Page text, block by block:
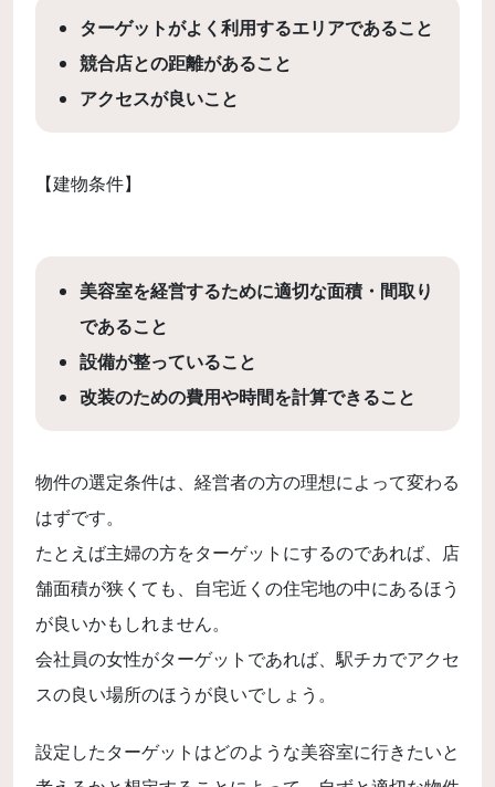
ターゲットがよく利用するエリアであること
競合店との距離があること
アクセスが良いこと
【建物条件】
美容室を経営するために適切な面積・間取り
であること
設備が整っていること
改装のための費用や時間を計算できること
物件の選定条件は、経営者の方の理想によって変わる
はずです。
たとえば主婦の方をターゲットにするのであれば、店
舗面積が狭くても、自宅近くの住宅地の中にあるほう
が良いかもしれません。
会社員の女性がターゲットであれば、駅チカでアクセ
スの良い場所のほうが良いでしょう。
設定したターゲットはどのような美容室に行きたいと